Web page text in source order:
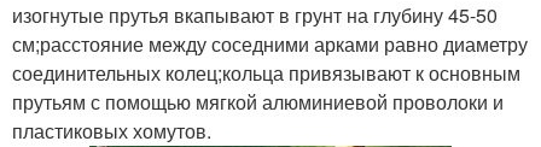
изогнутые прутья вкапывают в грунт на глубину 45-50
см;расстояние между соседними арками равно диаметру
соединительных колец;кольца привязывают к основным
прутьям с помощью мягкой алюминиевой проволоки и
пластиковых хомутов.